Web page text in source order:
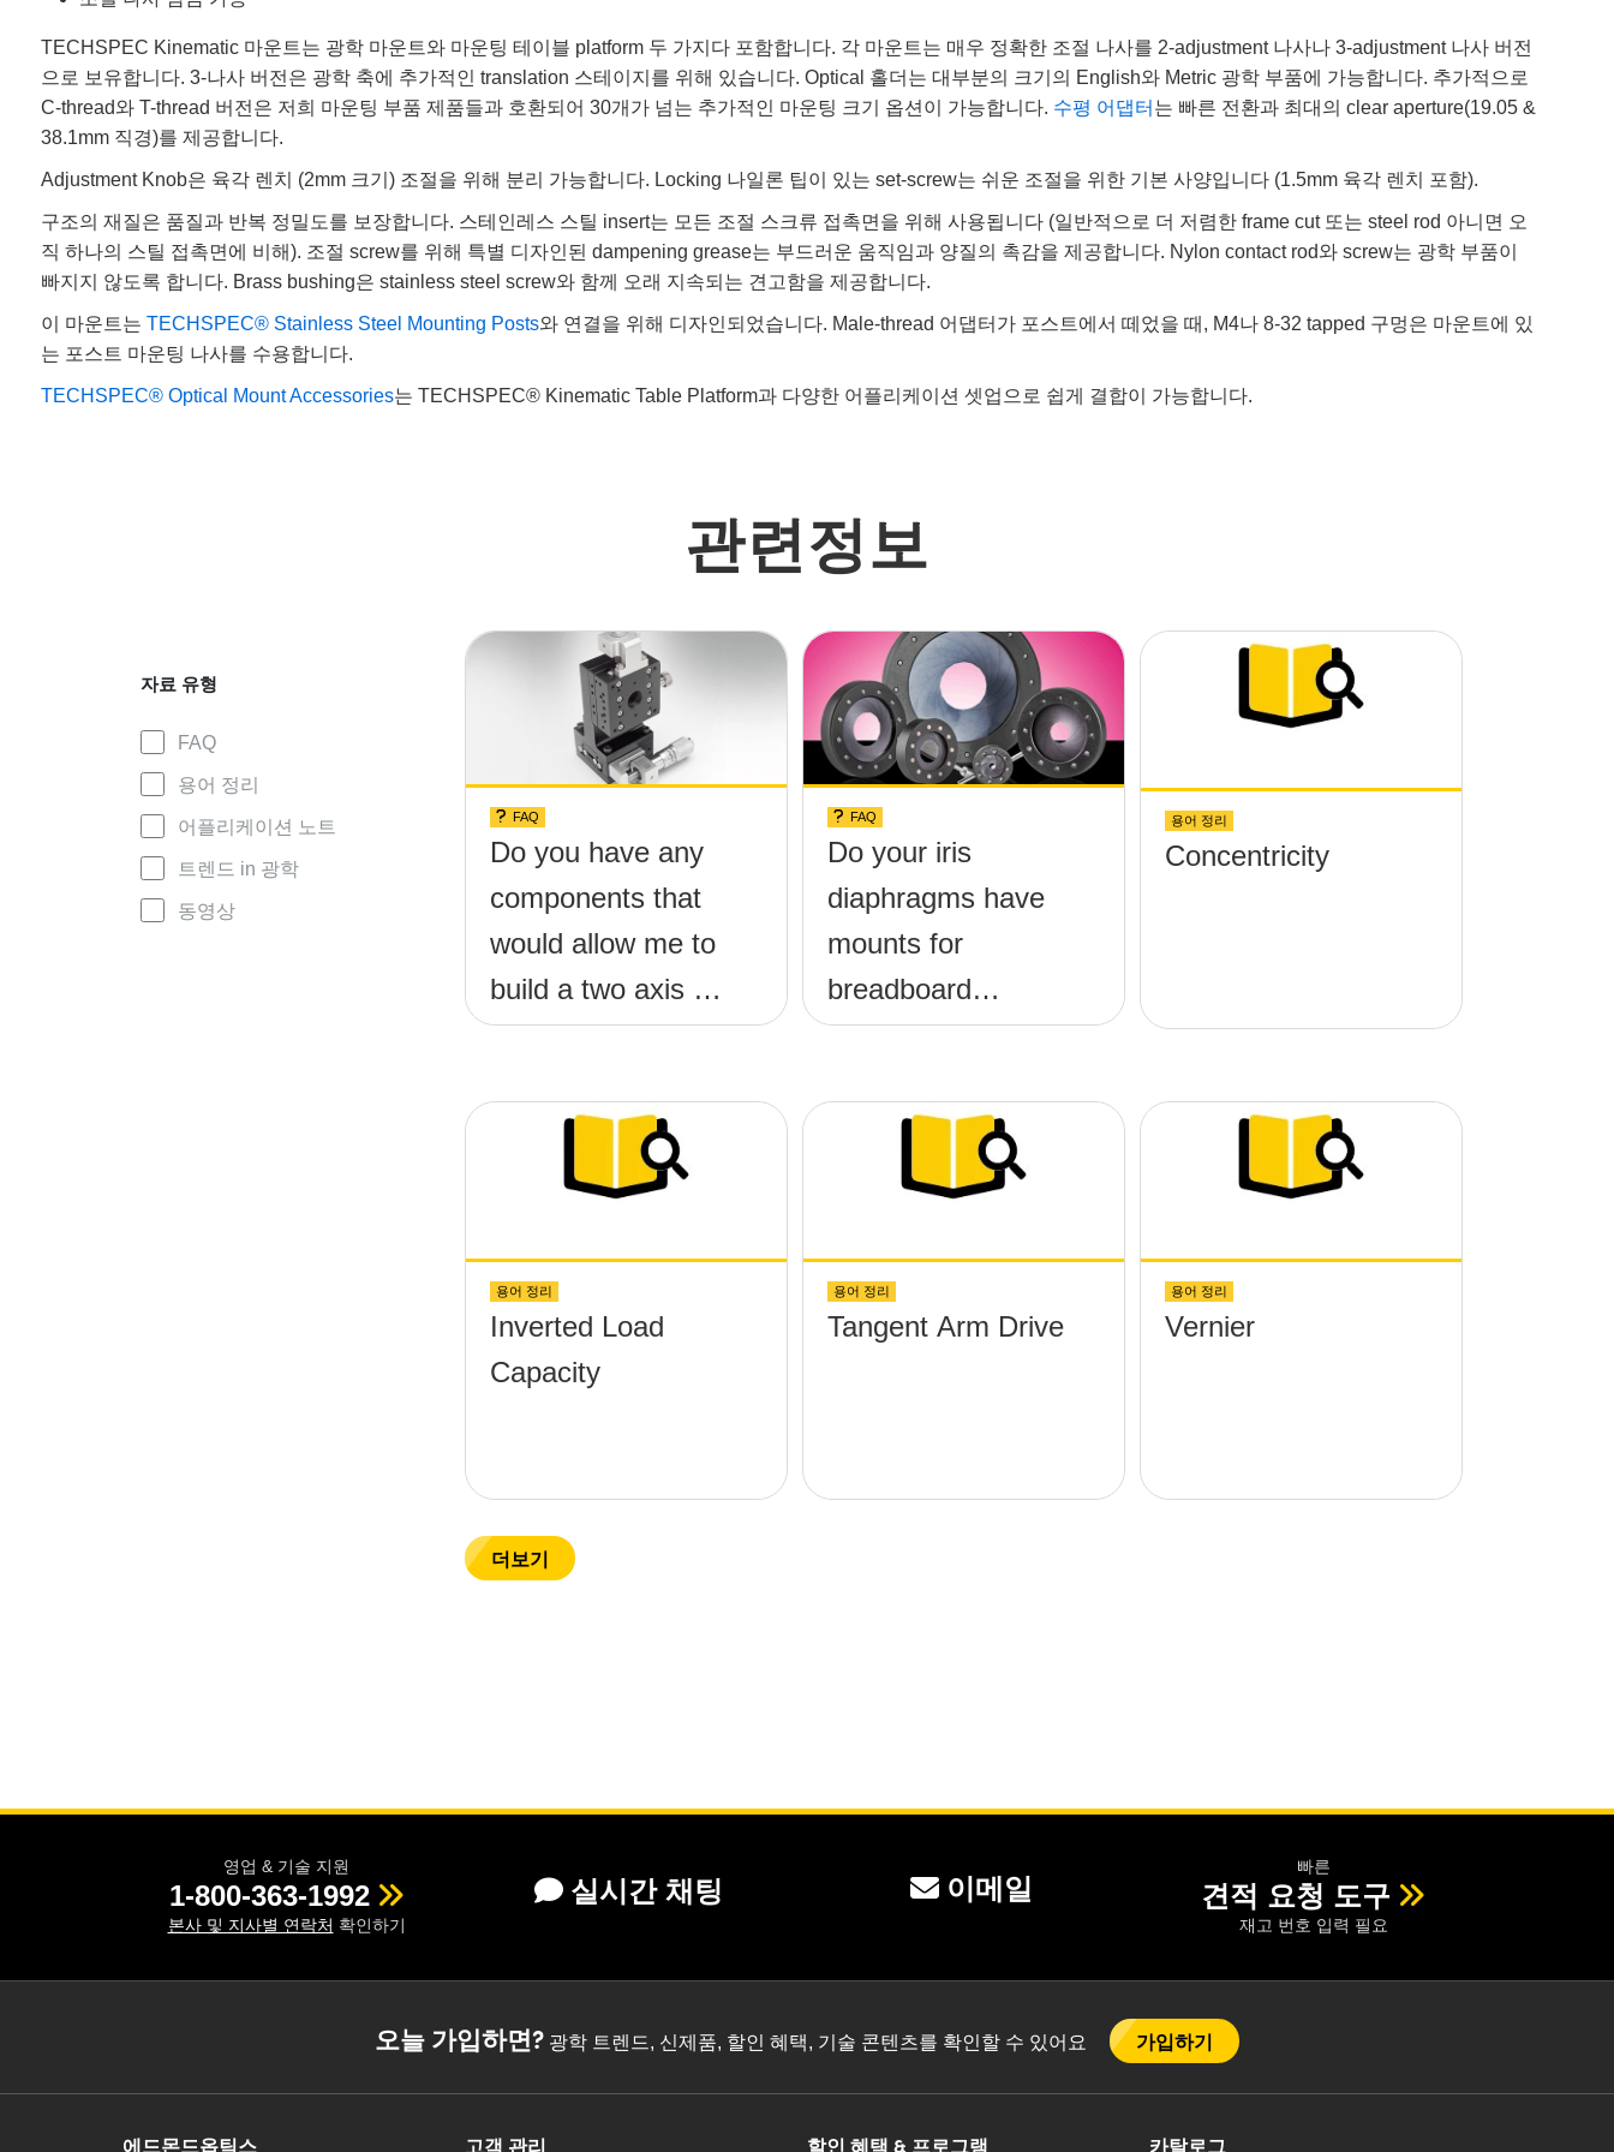
TECHSPEC Kinematic 마운트는 광학 마운트와 마운팅 테이블 platform 두 가지다 포함합니다. 각 마운트는 매우 정확한 조절 나사를 2-adjustment 나사나 3-adjustment 나사 버전
으로 보유합니다. 3-나사 버전은 광학 축에 추가적인 translation 스테이지를 위해 있습니다. Optical 홀더는 대부분의 크기의 English와 Metric 광학 부품에 가능합니다. 추가적으로
C-thread와 T-thread 버전은 저희 마운팅 부품 제품들과 호환되어 30개가 넘는 추가적인 마운팅 크기 옵션이 가능합니다. 수평 어댑터 는 빠른 전환과 최대의 clear aperture(19.05 &
38.1mm 직경)를 제공합니다.
Adjustment Knob은 육각 렌치 (2mm 크기) 조절을 위해 분리 가능합니다. Locking 나일론 팁이 있는 set-screw는 쉬운 조절을 위한 기본 사양입니다 (1.5mm 육각 렌치 포함).
구조의 재질은 품질과 반복 정밀도를 보장합니다. 스테인레스 스틸 insert는 모든 조절 스크류 접촉면을 위해 사용됩니다 (일반적으로 더 저렴한 frame cut 또는 steel rod 아니면 오
직 하나의 스틸 접촉면에 비해). 조절 screw를 위해 특별 디자인된 dampening grease는 부드러운 움직임과 양질의 촉감을 제공합니다. Nylon contact rod와 screw는 광학 부품이
빠지지 않도록 합니다. Brass bushing은 stainless steel screw와 함께 오래 지속되는 견고함을 제공합니다.
이 마운트는 TECHSPEC® Stainless Steel Mounting Posts와 연결을 위해 디자인되었습니다. Male-thread 어댑터가 포스트에서 떼었을 때, M4나 8-32 tapped 구멍은 마운트에 있
는 포스트 마운팅 나사를 수용합니다.
TECHSPEC® Optical Mount Accessories는 TECHSPEC® Kinematic Table Platform과 다양한 어플리케이션 셋업으로 쉽게 결합이 가능합니다.
관련정보
자료 유형
FAQ
용어 정리
어플리케이션 노트
트렌드 in 광학
동영상
FAQ
Do you have any
components that
would allow me to
build a two axis tilt
(&theta;-x,
without any
screws protruding
surface?
FAQ
Do your iris
diaphragms have
mounts for
breadboard
applications?
용어 정리
Concentricity
용어 정리
Inverted Load
Capacity
용어 정리
Tangent Arm Drive
용어 정리
Vernier
더보기
영업 & 기술 지원
1-800-363-1992
본사 및 지사별 연락처 확인하기
실시간 채팅 이메일
빠른
견적 요청 도구
재고 번호 입력 필요
오늘 가입하면?광학 트렌드, 신제품, 할인 혜택, 기술 콘텐츠를 확인할 수 있어요 가입하기
에드몬드옵틱스 고객 관리 할인 혜택 & 프로그램 카탈로그